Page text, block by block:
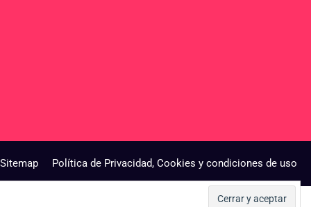
Sitemap Política de Privacidad, Cookies y condiciones de uso